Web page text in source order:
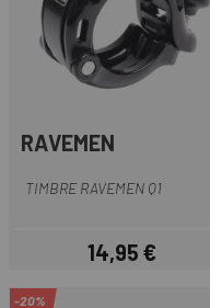
RAVEMEN
TIMBRE RAVEMEN Q1
Preu
14,95 €
-20%